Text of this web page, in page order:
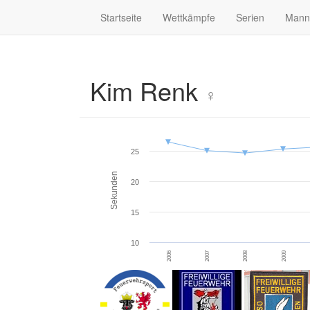
Startseite Wettkämpfe Serien
Kim Renk ♀
Sekunden
2006 2007 2008 2009
10
15
20
25